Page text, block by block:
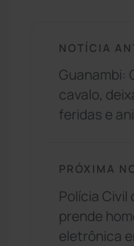
NOTÍCIA
Guanambi:
cavalo,
feridas e
PRÓXIMA
Polícia Civil
prende
eletrônica